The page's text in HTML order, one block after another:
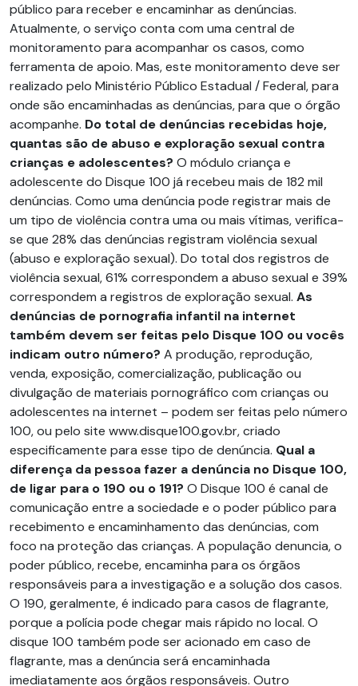
público para receber e encaminhar as denúncias.
Atualmente, o serviço conta com uma central de
monitoramento para acompanhar os casos, como
ferramenta de apoio. Mas, este monitoramento deve ser
realizado pelo Ministério Público Estadual / Federal, para
onde são encaminhadas as denúncias, para que o órgão
acompanhe. Do total de denúncias recebidas hoje,
quantas são de abuso e exploração sexual contra
crianças e adolescentes? O módulo criança e
adolescente do Disque 100 já recebeu mais de 182 mil
denúncias. Como uma denúncia pode registrar mais de
um tipo de violência contra uma ou mais vítimas, verifica-
se que 28% das denúncias registram violência sexual
(abuso e exploração sexual). Do total dos registros de
violência sexual, 61% correspondem a abuso sexual e 39%
correspondem a registros de exploração sexual. As
denúncias de pornografia infantil na internet
também devem ser feitas pelo Disque 100 ou vocês
indicam outro número? A produção, reprodução,
venda, exposição, comercialização, publicação ou
divulgação de materiais pornográfico com crianças ou
adolescentes na internet – podem ser feitas pelo número
100, ou pelo site www.disque100.gov.br, criado
especificamente para esse tipo de denúncia. Qual a
diferença da pessoa fazer a denúncia no Disque 100,
de ligar para o 190 ou o 191? O Disque 100 é canal de
comunicação entre a sociedade e o poder público para
recebimento e encaminhamento das denúncias, com
foco na proteção das crianças. A população denuncia, o
poder público, recebe, encaminha para os órgãos
responsáveis para a investigação e a solução dos casos.
O 190, geralmente, é indicado para casos de flagrante,
porque a polícia pode chegar mais rápido no local. O
disque 100 também pode ser acionado em caso de
flagrante, mas a denúncia será encaminhada
imediatamente aos órgãos responsáveis. Outro